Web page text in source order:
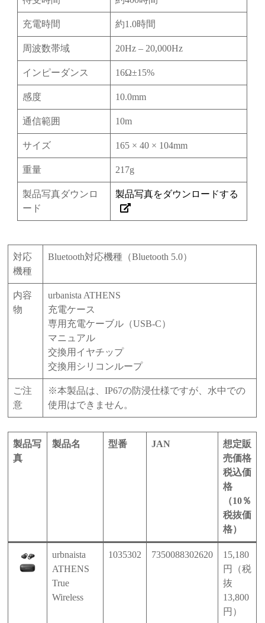
充電時間 約1.0時間
周波数帯域 20Hz – 20,000Hz
インピーダンス 16Ω±15%
感度 10.0mm
通信範囲 10m
サイズ 165 × 40 × 104mm
重量 217g
製品写真ダウンロ
ード
製品写真をダウンロードする
対応
機種
Bluetooth対応機種（Bluetooth 5.0）
内容
物
urbanista ATHENS
充電ケース
専用充電ケーブル（USB-C）
マニュアル
交換用イヤチップ
交換用シリコンループ
ご注
意
※本製品は、IP67の防浸仕様ですが、水中での
使用はできません。
製品写
真
製品名 型番 JAN
想定販
売価格
税込価
格
（10％
税抜価
格）
urbnaista
ATHENS
True
Wireless
1035302 7350088302620
15,180
円（税
抜
13,800
円）